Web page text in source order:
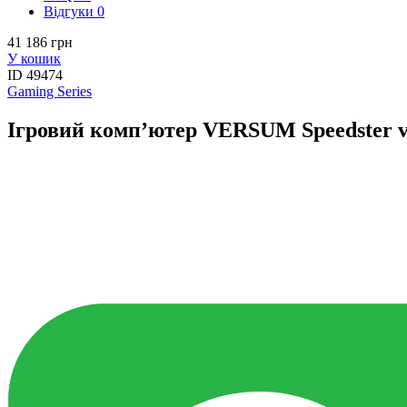
Вiдгуки 0
41 186 грн
У кошик
ID 49474
Gaming Series
Ігровий комп’ютер VERSUM Speedster